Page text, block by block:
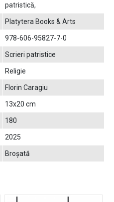
patristică,
Platytera Books & Arts
978-606-95827-7-0
Scrieri patristice
Religie
Florin Caragiu
13x20 cm
180
2025
Broșată